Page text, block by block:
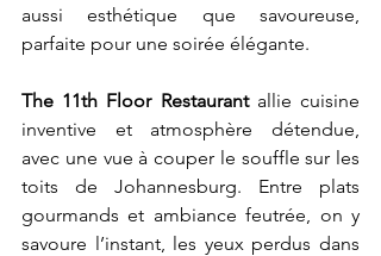
aussi esthétique que savoureuse,
parfaite pour une soirée élégante.
The 11th Floor Restaurant allie cuisine
inventive et atmosphère détendue,
avec une vue à couper le souffle sur les
toits de Johannesburg. Entre plats
gourmands et ambiance feutrée, on y
savoure l’instant, les yeux perdus dans